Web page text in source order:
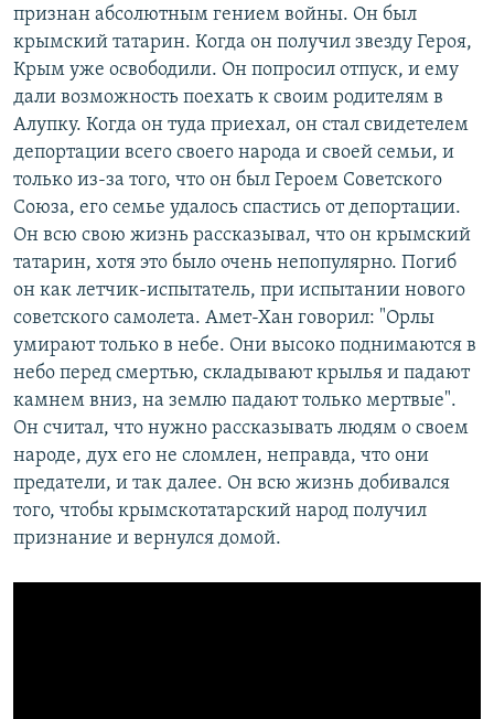
признан абсолютным гением войны. Он был
крымский татарин. Когда он получил звезду Героя,
Крым уже освободили. Он попросил отпуск, и ему
дали возможность поехать к своим родителям в
Алупку. Когда он туда приехал, он стал свидетелем
депортации всего своего народа и своей семьи, и
только из-за того, что он был Героем Советского
Союза, его семье удалось спастись от депортации.
Он всю свою жизнь рассказывал, что он крымский
татарин, хотя это было очень непопулярно. Погиб
он как летчик-испытатель, при испытании нового
советского самолета. Амет-Хан говорил: "Орлы
умирают только в небе. Они высоко поднимаются в
небо перед смертью, складывают крылья и падают
камнем вниз, на землю падают только мертвые".
Он считал, что нужно рассказывать людям о своем
народе, дух его не сломлен, неправда, что они
предатели, и так далее. Он всю жизнь добивался
того, чтобы крымскотатарский народ получил
признание и вернулся домой.